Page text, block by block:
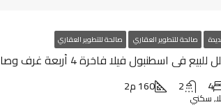
صالحة للتطوير العقاري صالحة للتطوير العقاري
للبيع في اسطنبول فيلا فاخرة 4 أربعة غرف وصاله
4
2 160 م2
سكني